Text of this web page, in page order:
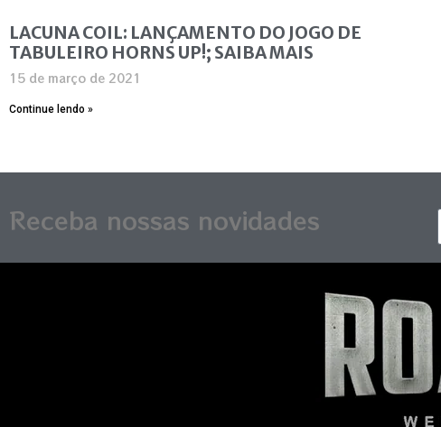
LACUNA COIL: LANÇAMENTO DO JOGO DE
TABULEIRO HORNS UP!; SAIBA MAIS
15 de março de 2021
Continue lendo »
Receba nossas novidades